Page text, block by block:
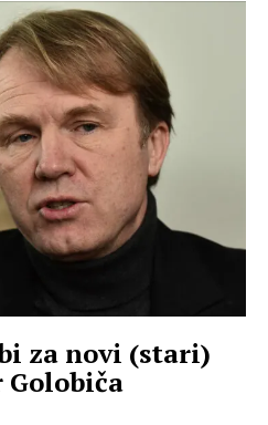
za novi (stari)